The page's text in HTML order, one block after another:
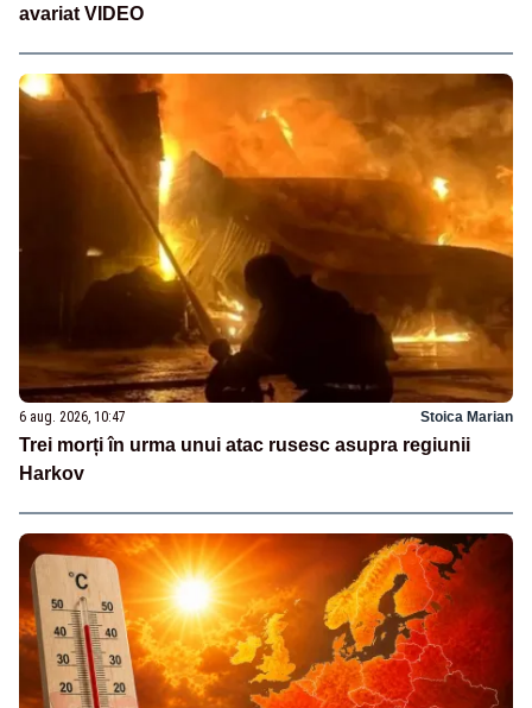
avariat VIDEO
6 aug. 2026, 10:47 Stoica Marian
Trei morți în urma unui atac rusesc asupra regiunii
Harkov